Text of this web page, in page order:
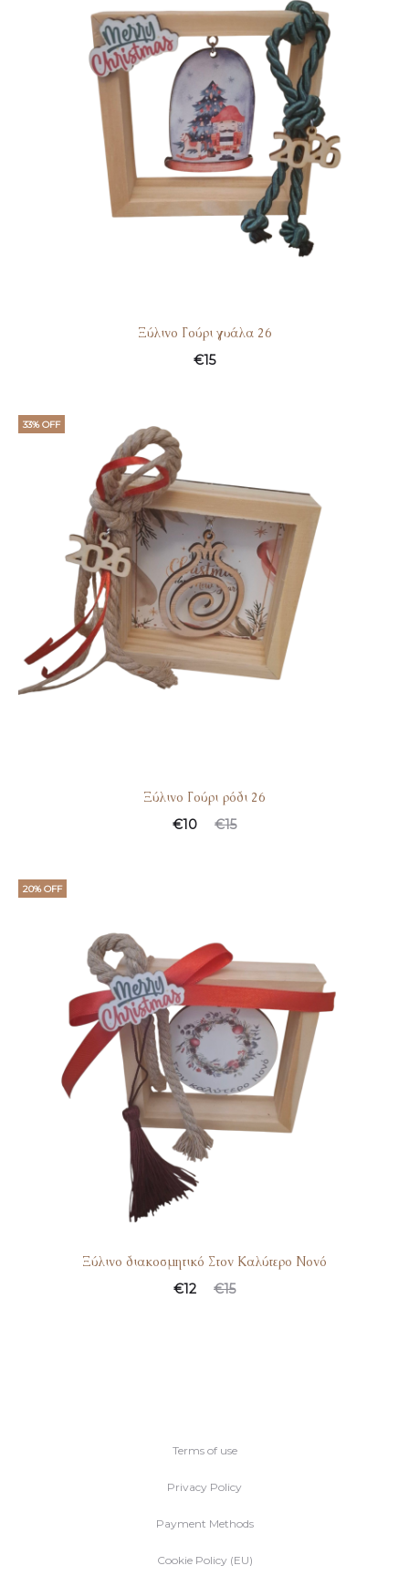
Ξύλινο Γούρι γυάλα 26
€15
33% OFF
Ξύλινο Γούρι ρόδι 26
€15
€10
20% OFF
Ξύλινο διακοσμητικό Στον Καλύτερο Νονό
€15
€12
Terms of use
Privacy Policy
Payment Methods
Cookie Policy (EU)